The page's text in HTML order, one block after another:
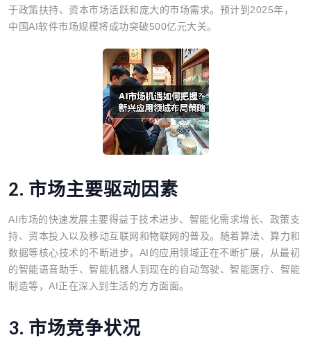
于政策扶持、资本市场活跃和庞大的市场需求。预计到2025年，
中国AI软件市场规模将成功突破500亿元大关。
2. 市场主要驱动因素
AI市场的快速发展主要得益于技术进步、智能化需求增长、政策支
持、资本投入以及移动互联网和物联网的普及。随着算法、算力和
数据等核心技术的不断进步，AI的应用领域正在不断扩展，从最初
的智能语音助手、智能机器人到现在的自动驾驶、智能医疗、智能
制造等，AI正在深入到生活的方方面面。
3. 市场竞争状况